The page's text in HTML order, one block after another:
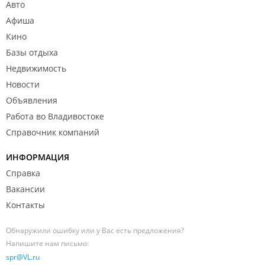
Авто
Афиша
Кино
Базы отдыха
Недвижимость
Новости
Объявления
Работа во Владивостоке
Справочник компаний
ИНФОРМАЦИЯ
Справка
Вакансии
Контакты
Обнаружили ошибку или у Вас есть предложения?
Напишите нам письмо:
spr@VL.ru